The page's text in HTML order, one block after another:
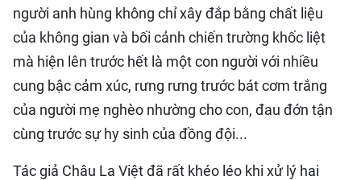
người anh hùng không chỉ xây đắp bằng chất liệu
của không gian và bối cảnh chiến trường khốc liệt
mà hiện lên trước hết là một con người với nhiều
cung bậc cảm xúc, rưng rưng trước bát cơm trắng
của người mẹ nghèo nhường cho con, đau đớn tận
cùng trước sự hy sinh của đồng đội...
Tác giả Châu La Việt đã rất khéo léo khi xử lý hai